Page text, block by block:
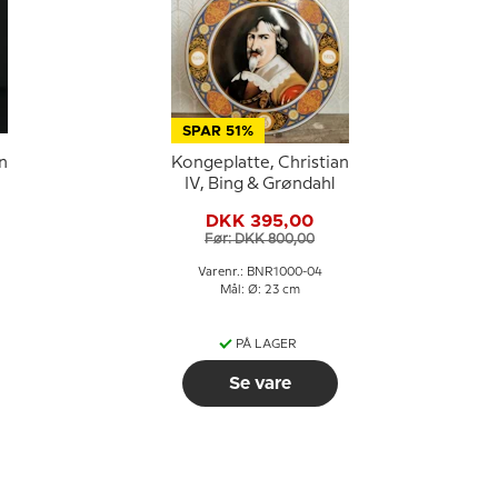
SPAR 51%
Kongeplatte, Christian
IV, Bing & Grøndahl
DKK 395,00
Før: DKK 800,00
Varenr.: BNR1000-04
Mål: Ø: 23 cm
PÅ LAGER
Se vare